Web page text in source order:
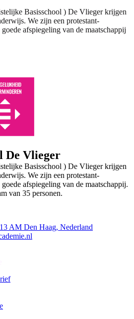
Basisschool ) De Vlieger krijgen
We zijn een protestant-
afspiegeling van de maatschappij
De Vlieger
Basisschool ) De Vlieger krijgen
We zijn een protestant-
afspiegeling van de maatschappij.
van 35 personen.
AM Den Haag, Nederland